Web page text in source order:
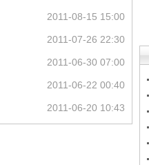
2011-08-15 15:00
2011-07-26 22:30
2011-06-30 07:00
2011-06-22 00:40
2011-06-20 10:43